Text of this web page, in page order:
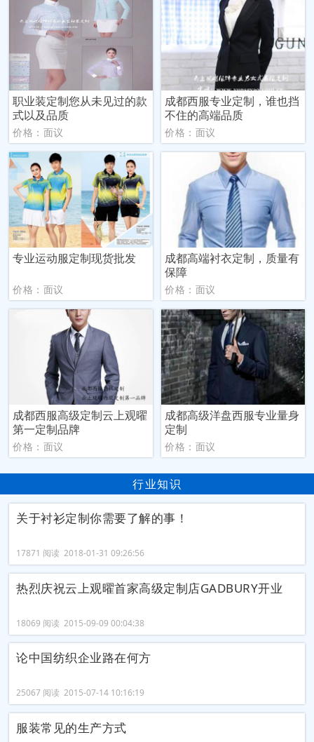
职业装定制您从未见过的款
式以及品质
价格：面议
成都西服专业定制，谁也挡
不住的高端品质
价格：面议
专业运动服定制现货批发
价格：面议
成都高端衬衣定制，质量有
保障
价格：面议
成都西服高级定制云上观曜
第一定制品牌
价格：面议
成都高级洋盘西服专业量身
定制
价格：面议
行业知识
关于衬衫定制你需要了解的事！
17871 阅读 2018-01-31 09:26:56
热烈庆祝云上观曜首家高级定制店GADBURY开业
18069 阅读 2015-09-09 00:04:38
论中国纺织企业路在何方
25067 阅读 2015-07-14 10:16:19
服装常见的生产方式